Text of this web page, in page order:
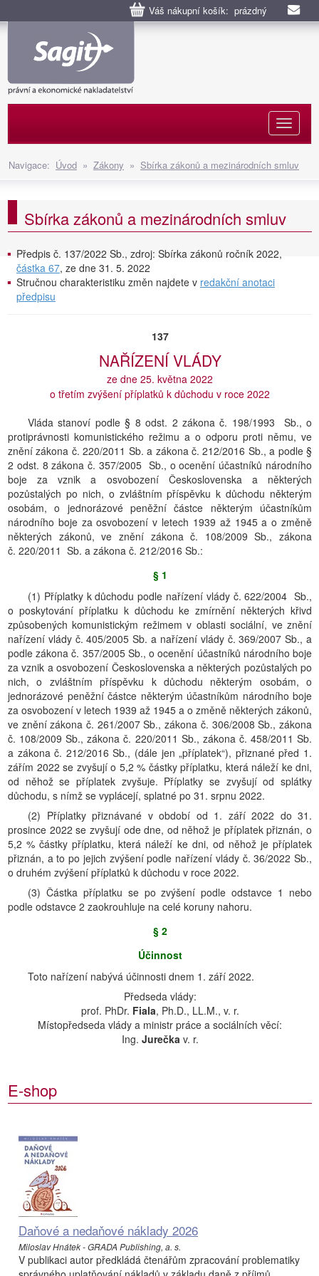
Váš nákupní košík: prázdný
Navigace: Úvod » Zákony » Sbírka zákonů a mezinárodních smluv
Sbírka zákonů a mezinárodních smluv
Předpis č. 137/2022 Sb., zdroj: Sbírka zákonů ročník 2022,
částka 67, ze dne 31. 5. 2022
Stručnou charakteristiku změn najdete v redakční anotaci
předpisu
137
NAŘÍZENÍ VLÁDY
ze dne 25. května 2022
o třetím zvýšení příplatků k důchodu v roce 2022
Vláda stanoví podle § 8 odst. 2 zákona č. 198/1993 Sb., o
protiprávnosti komunistického režimu a o odporu proti němu, ve
znění zákona č. 220/2011 Sb. a zákona č. 212/2016 Sb., a podle §
2 odst. 8 zákona č. 357/2005 Sb., o ocenění účastníků národního
boje za vznik a osvobození Československa a některých
pozůstalých po nich, o zvláštním příspěvku k důchodu některým
osobám, o jednorázové peněžní částce některým účastníkům
národního boje za osvobození v letech 1939 až 1945 a o změně
některých zákonů, ve znění zákona č. 108/2009 Sb., zákona
č. 220/2011 Sb. a zákona č. 212/2016 Sb.:
§ 1
(1) Příplatky k důchodu podle nařízení vlády č. 622/2004 Sb.,
o poskytování příplatku k důchodu ke zmírnění některých křivd
způsobených komunistickým režimem v oblasti sociální, ve znění
nařízení vlády č. 405/2005 Sb. a nařízení vlády č. 369/2007 Sb., a
podle zákona č. 357/2005 Sb., o ocenění účastníků národního boje
za vznik a osvobození Československa a některých pozůstalých po
nich, o zvláštním příspěvku k důchodu některým osobám, o
jednorázové peněžní částce některým účastníkům národního boje
za osvobození v letech 1939 až 1945 a o změně některých zákonů,
ve znění zákona č. 261/2007 Sb., zákona č. 306/2008 Sb., zákona
č. 108/2009 Sb., zákona č. 220/2011 Sb., zákona č. 458/2011 Sb.
a zákona č. 212/2016 Sb., (dále jen „příplatek“), přiznané před 1.
zářím 2022 se zvyšují o 5,2 % částky příplatku, která náleží ke dni,
od něhož se příplatek zvyšuje. Příplatky se zvyšují od splátky
důchodu, s nímž se vyplácejí, splatné po 31. srpnu 2022.
(2) Příplatky přiznávané v období od 1. září 2022 do 31.
prosince 2022 se zvyšují ode dne, od něhož je příplatek přiznán, o
5,2 % částky příplatku, která náleží ke dni, od něhož je příplatek
přiznán, a to po jejich zvýšení podle nařízení vlády č. 36/2022 Sb.,
o druhém zvýšení příplatků k důchodu v roce 2022.
(3) Částka příplatku se po zvýšení podle odstavce 1 nebo
podle odstavce 2 zaokrouhluje na celé koruny nahoru.
§ 2
Účinnost
Toto nařízení nabývá účinnosti dnem 1. září 2022.
Předseda vlády:
prof. PhDr. Fiala, Ph.D., LL.M., v. r.
Místopředseda vlády a ministr práce a sociálních věcí:
Ing. Jurečkav. r.
E-shop
Daňové a nedaňové náklady 2026
Miloslav Hnátek - GRADA Publishing, a. s.
V publikaci autor předkládá čtenářům zpracování problematiky